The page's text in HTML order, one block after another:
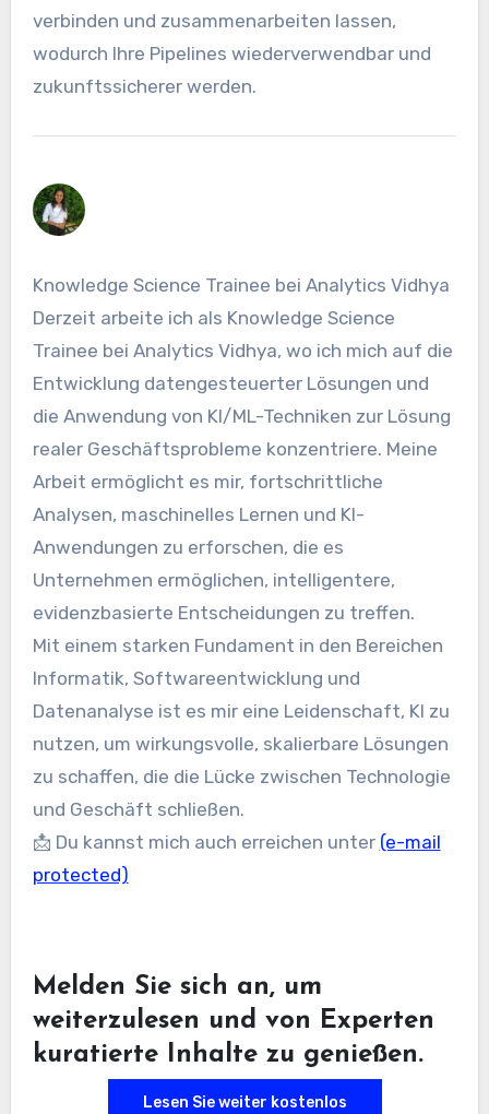
verbinden und zusammenarbeiten lassen,
wodurch Ihre Pipelines wiederverwendbar und
zukunftssicherer werden.
Knowledge Science Trainee bei Analytics Vidhya
Derzeit arbeite ich als Knowledge Science
Trainee bei Analytics Vidhya, wo ich mich auf die
Entwicklung datengesteuerter Lösungen und
die Anwendung von KI/ML-Techniken zur Lösung
realer Geschäftsprobleme konzentriere. Meine
Arbeit ermöglicht es mir, fortschrittliche
Analysen, maschinelles Lernen und KI-
Anwendungen zu erforschen, die es
Unternehmen ermöglichen, intelligentere,
evidenzbasierte Entscheidungen zu treffen.
Mit einem starken Fundament in den Bereichen
Informatik, Softwareentwicklung und
Datenanalyse ist es mir eine Leidenschaft, KI zu
nutzen, um wirkungsvolle, skalierbare Lösungen
zu schaffen, die die Lücke zwischen Technologie
und Geschäft schließen.
📩 Du kannst mich auch erreichen unter (e-mail
protected)
Melden Sie sich an, um
weiterzulesen und von Experten
kuratierte Inhalte zu genießen.
Lesen Sie weiter kostenlos